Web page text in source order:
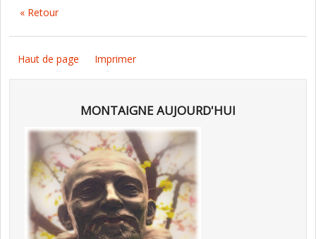
« Retour
Haut de page Imprimer
MONTAIGNE AUJOURD'HUI